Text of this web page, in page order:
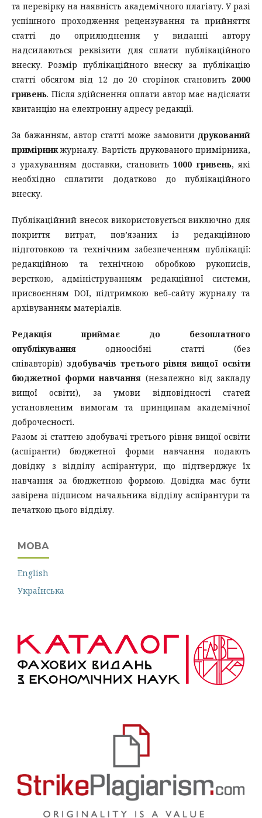
та перевірку на наявність академічного плагіату. У разі
успішного проходження рецензування та прийняття
статті до оприлюднення у виданні автору
надсилаються реквізити для сплати публікаційного
внеску. Розмір публікаційного внеску за публікацію
статті обсягом від 12 до 20 сторінок становить 2000
гривень. Після здійснення оплати автор має надіслати
квитанцію на електронну адресу редакції.
За бажанням, автор статті може замовити друкований
примірникжурналу. Вартість друкованого примірника,
з урахуванням доставки, становить1000 гривень, які
необхідно сплатити додатково до публікаційного
внеску.
Публікаційний внесок використовується виключно для
покриття витрат, пов’язаних із редакційною
підготовкою та технічним забезпеченням публікації:
редакційною та технічною обробкою рукописів,
версткою, адмініструванням редакційної системи,
присвоєнням DOI, підтримкою веб-сайту журналу та
архівуванням матеріалів.
Редакція приймає до безоплатного
опублікування одноосібні статті (без
співавторів) здобувачів третього рівня вищої освіти
бюджетної форми навчання (незалежно від закладу
вищої освіти), за умови відповідності статей
установленим вимогам та принципам академічної
доброчесності.
Разом зі статтею здобувачі третього рівня вищої освіти
(аспіранти) бюджетної форми навчання подають
довідку з відділу аспірантури, що підтверджує їх
навчання за бюджетною формою. Довідка має бути
завірена підписом начальника відділу аспірантури та
печаткою цього відділу.
МОВА
English
Українська